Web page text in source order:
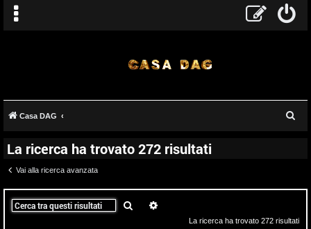
Casa DAG
La ricerca ha trovato 272 risultati
Vai alla ricerca avanzata
Cerca
La ricerca ha trovato 272 risultati